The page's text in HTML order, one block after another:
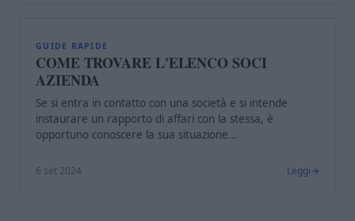
GUIDE RAPIDE
COME TROVARE L'ELENCO SOCI
AZIENDA
Se si entra in contatto con una società e si intende
instaurare un rapporto di affari con la stessa, è
opportuno conoscere la sua situazione…
6 set 2024 Leggi